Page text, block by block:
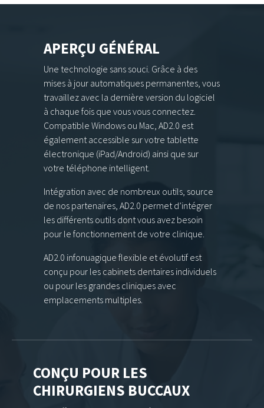
APERÇU GÉNÉRAL
Une technologie sans souci. Grâce à des
mises à jour automatiques permanentes, vous
travaillez avec la dernière version du logiciel
à chaque fois que vous vous connectez.
Compatible Windows ou Mac, AD2.0 est
également accessible sur votre tablette
électronique (iPad/Android) ainsi que sur
votre téléphone intelligent.
Intégration avec de nombreux outils, source
de nos partenaires, AD2.0 permet d’intégrer
les différents outils dont vous avez besoin
pour le fonctionnement de votre clinique.
AD2.0 infonuagique flexible et évolutif est
conçu pour les cabinets dentaires individuels
ou pour les grandes cliniques avec
emplacements multiples.
CONÇU POUR LES
CHIRURGIENS BUCCAUX